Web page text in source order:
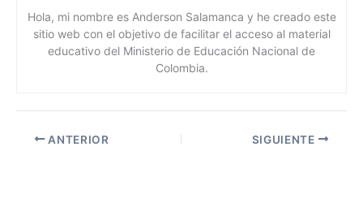
Hola, mi nombre es Anderson Salamanca y he creado este
sitio web con el objetivo de facilitar el acceso al material
educativo del Ministerio de Educación Nacional de
Colombia.
ANTERIOR SIGUIENTE